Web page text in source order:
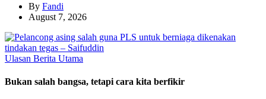
By Fandi
August 7, 2026
Ulasan Berita Utama
Bukan salah bangsa, tetapi cara kita berfikir